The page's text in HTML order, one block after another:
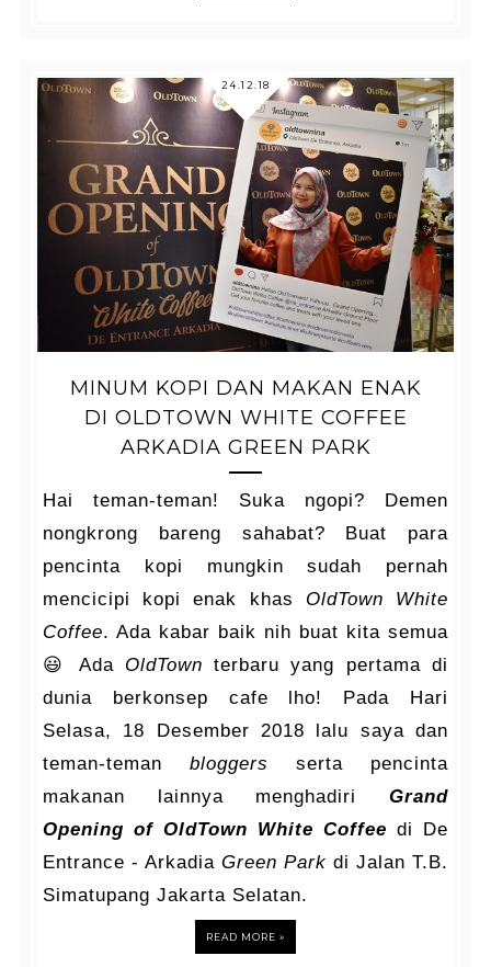
24.12.18
MINUM KOPI DAN MAKAN ENAK
DI OLDTOWN WHITE COFFEE
ARKADIA GREEN PARK
Hai teman-teman! Suka ngopi? Demen
nongkrong bareng sahabat? Buat para
pencinta kopi mungkin sudah pernah
mencicipi kopi enak khas OldTown White
Coffee. Ada kabar baik nih buat kita semua
😃 Ada OldTown terbaru yang pertama di
dunia berkonsep cafe lho! Pada Hari
Selasa, 18 Desember 2018 lalu saya dan
teman-teman bloggers
serta pencinta
makanan lainnya menghadiriGrand
Opening of OldTown White Coffee di De
Entrance - Arkadia Green Park di Jalan T.B.
Simatupang Jakarta Selatan.
READ MORE »